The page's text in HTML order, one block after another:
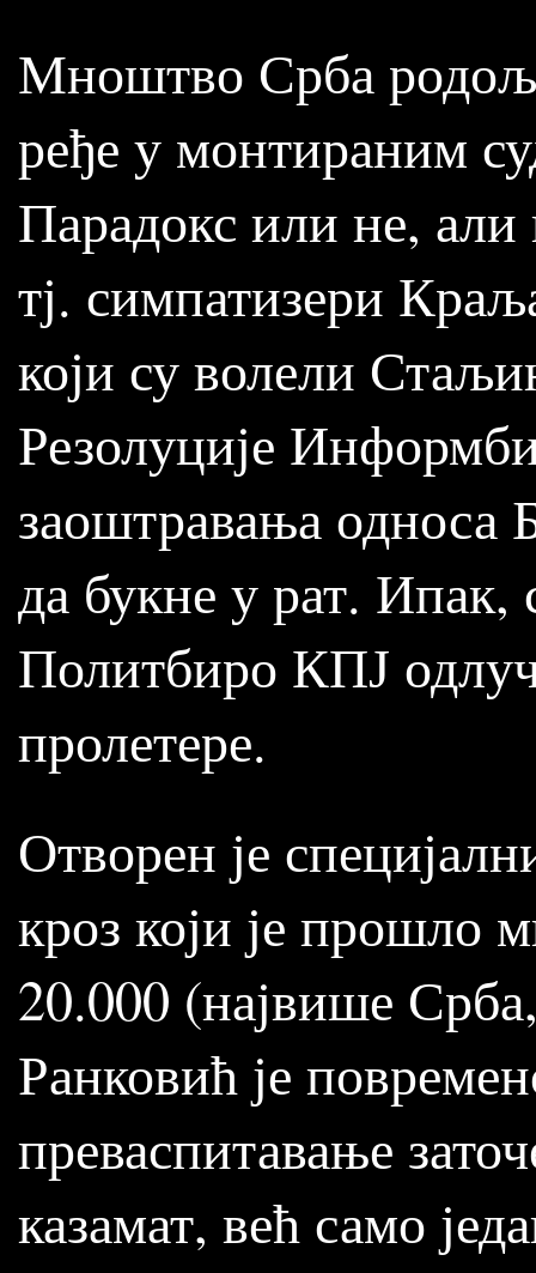
Мноштво Срба
ређе у монтираним
Парадокс или не,
тј. симпатизери
који су волели
Резолуције
заоштравања односа
да букне у рат. Ипак,
Политбиро КПЈ
пролетере.
Отворен је
кроз који је прошло
20.000 (највише
Ранковић је
преваспитавање
казамат, већ само